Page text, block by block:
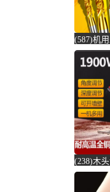
(587)机
攻丝m3
锈-螺纹
(238)木
切水泥地
用新款